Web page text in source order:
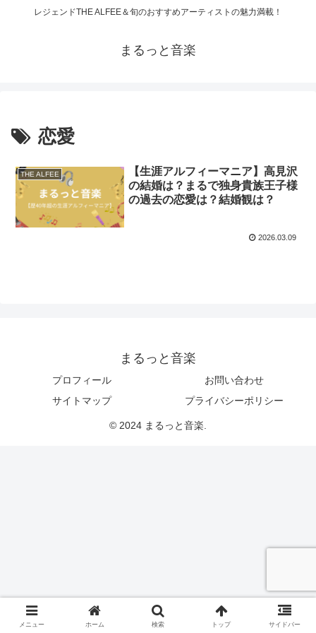
レジェンドTHE ALFEE＆旬のおすすめアーティストの魅力満載！
まるっと音楽
恋愛
THE ALFEE
【生涯アルフィーマニア】高見沢
の結婚は？まるで独身貴族王子様
の過去の恋愛は？結婚観は？
2026.03.09
まるっと音楽
プロフィール
お問い合わせ
サイトマップ
プライバシーポリシー
© 2024 まるっと音楽.
メニュー ホーム 検索 トップ サイドバー